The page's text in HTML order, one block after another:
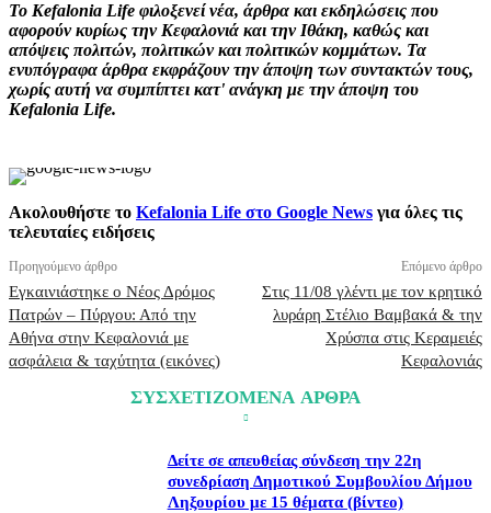
Το Kefalonia Life φιλοξενεί νέα, άρθρα και εκδηλώσεις που
αφορούν κυρίως την Κεφαλονιά και την Ιθάκη, καθώς και
απόψεις πολιτών, πολιτικών και πολιτικών κομμάτων. Τα
ενυπόγραφα άρθρα εκφράζουν την άποψη των συντακτών τους,
χωρίς αυτή να συμπίπτει κατ' ανάγκη με την άποψη του
Kefalonia Life.
Ακολουθήστε το Kefalonia Life στο Google News για όλες τις
τελευταίες ειδήσεις
Προηγούμενο άρθρο
Εγκαινιάστηκε ο Νέος Δρόμος
Πατρών – Πύργου: Από την
Αθήνα στην Κεφαλονιά με
ασφάλεια & ταχύτητα (εικόνες)
Επόμενο άρθρο
Στις 11/08 γλέντι με τον κρητικό
λυράρη Στέλιο Βαμβακά & την
Χρύσπα στις Κεραμειές
Κεφαλονιάς
ΣΥΣΧΕΤΙΖΟΜΕΝΑ ΑΡΘΡΑ
Δείτε σε απευθείας σύνδεση την 22η
συνεδρίαση Δημοτικού Συμβουλίου Δήμου
Ληξουρίου με 15 θέματα (βίντεο)